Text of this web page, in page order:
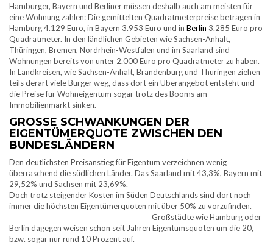
Hamburger, Bayern und Berliner müssen deshalb auch am meisten für
eine Wohnung zahlen: Die gemittelten Quadratmeterpreise betragen in
Hamburg 4.129 Euro, in Bayern 3.953 Euro und in Berlin 3.285 Euro pro
Quadratmeter. In den ländlichen Gebieten wie Sachsen-Anhalt,
Thüringen, Bremen, Nordrhein-Westfalen und im Saarland sind
Wohnungen bereits von unter 2.000 Euro pro Quadratmeter zu haben.
In Landkreisen, wie Sachsen-Anhalt, Brandenburg und Thüringen ziehen
teils derart viele Bürger weg, dass dort ein Überangebot entsteht und
die Preise für Wohneigentum sogar trotz des Booms am
Immobilienmarkt sinken.
GROSSE SCHWANKUNGEN DER E
IGENTÜMERQUOTE ZWISCHEN DEN B
UNDESLÄNDERN
Den deutlichsten Preisanstieg für Eigentum verzeichnen wenig
überraschend die südlichen Länder. Das Saarland mit 43,3%, Bayern mit
29,52% und Sachsen mit 23,69%.
Doch trotz steigender Kosten im Süden Deutschlands sind dort noch
immer die höchsten Eigentümerquoten mit über 50% zu vorzufinden.
Großstädte wie Hamburg oder
Berlin dagegen weisen schon seit Jahren Eigentumsquoten um die 20,
bzw. sogar nur rund 10 Prozent auf.